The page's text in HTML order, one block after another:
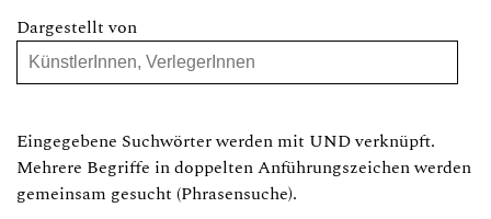
Dargestellt von
Eingegebene Suchwörter werden mit UND verknüpft.
Mehrere Begriffe in doppelten Anführungszeichen werden
gemeinsam gesucht (Phrasensuche).